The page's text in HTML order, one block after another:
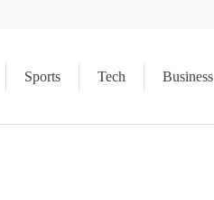
Sports Tech Business